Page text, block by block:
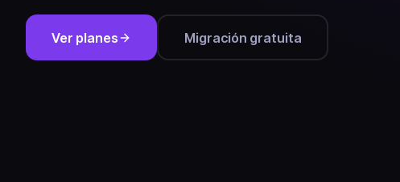
Ver planes Migración gratuita